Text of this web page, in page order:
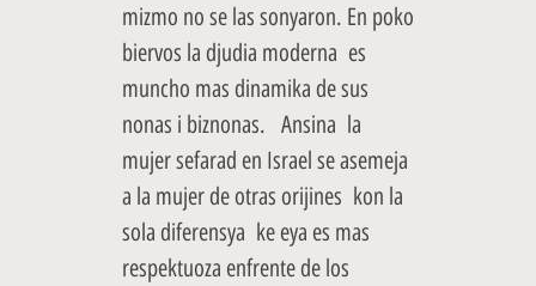
mizmo no se las sonyaron. En poko
biervos la djudia moderna es
muncho mas dinamika de sus
nonas i biznonas. Ansina la
mujer sefarad en Israel se asemeja
a la mujer de otras orijines kon la
sola diferensya ke eya es mas
respektuoza enfrente de los